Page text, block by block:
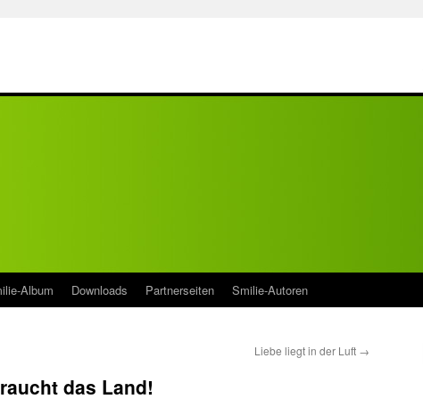
Album Downloads Partnerseiten Smilie-Autoren
Liebe liegt in der Luft →
das Land!